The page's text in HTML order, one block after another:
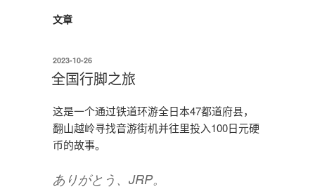
文章
发
布
于
2023-10-26
全国行脚之旅
这是一个通过铁道环游全日本47都道府县，
翻山越岭寻找音游街机并往里投入100日元硬
币的故事。
ありがとう、JRP。